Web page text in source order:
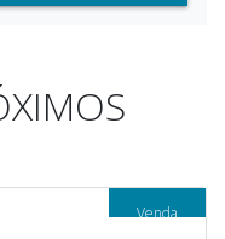
Venda